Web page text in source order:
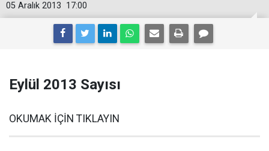
17:00
05 Aralık 2013
Eylül 2013 Sayısı
OKUMAK İÇİN TIKLAYIN